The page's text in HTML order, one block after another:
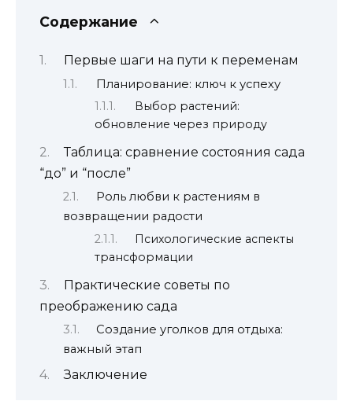
Содержание
Первые шаги на пути к переменам
Планирование: ключ к успеху
Выбор растений:
обновление через природу
Таблица: сравнение состояния сада
“до” и “после”
Роль любви к растениям в
возвращении радости
Психологические аспекты
трансформации
Практические советы по
преображению сада
Создание уголков для отдыха:
важный этап
Заключение